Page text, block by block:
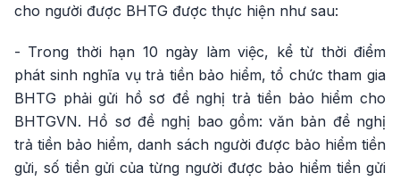
cho người được BHTG được thực hiện như sau:
- Trong thời hạn 10 ngày làm việc, kể từ thời điểm
phát sinh nghĩa vụ trả tiền bảo hiểm, tổ chức tham gia
BHTG phải gửi hồ sơ đề nghị trả tiền bảo hiểm cho
BHTGVN. Hồ sơ đề nghị bao gồm: văn bản đề nghị
trả tiền bảo hiểm, danh sách người được bảo hiểm tiền
gửi, số tiền gửi của từng người được bảo hiểm tiền gửi